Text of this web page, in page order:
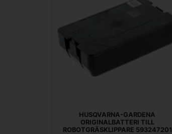
HUSQVARNA-GARDENA
ORIGINALBATTERI TILL
ROBOTGRÄSKLIPPARE 593247201